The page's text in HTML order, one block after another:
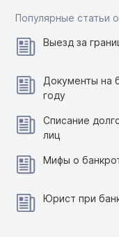
Популярные статьи
Выезд за
Документы на
году
Списание
лиц
Мифы о
Юрист при